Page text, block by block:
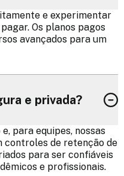
e experimentar
Os planos pagos
avançados para um
e privada?
para equipes, nossas
controles de retenção de
para ser confiáveis
e profissionais.